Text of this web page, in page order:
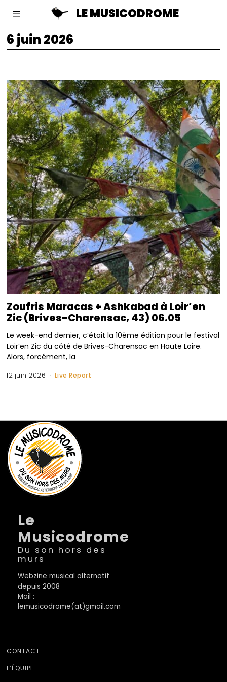
LE MUSICODROME
6 juin 2026
Zoufris Maracas + Ashkabad à Loir’en
Zic (Brives-Charensac, 43) 06.05
Le week-end dernier, c’était la 10ème édition pour le festival
Loir’en Zic du côté de Brives-Charensac en Haute Loire.
Alors, forcément, la
12 juin 2026 Live Report
Le
Musicodrome
Du son hors des
murs
Webzine musical alternatif
depuis 2008
Mail :
lemusicodrome(at)gmail.com
CONTACT
L’ÉQUIPE